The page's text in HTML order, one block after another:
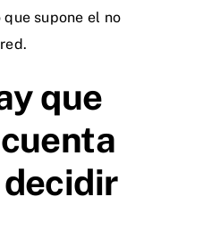
supone el no
que